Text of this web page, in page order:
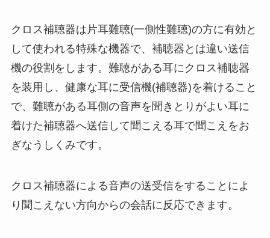
クロス補聴器は片耳難聴(一側性難聴)の方に有効と
して使われる特殊な機器で、補聴器とは違い送信
機の役割をします。難聴がある耳にクロス補聴器
を装用し、健康な耳に受信機(補聴器)を着けること
で、難聴がある耳側の音声を聞きとりがよい耳に
着けた補聴器へ送信して聞こえる耳で聞こえをお
ぎなうしくみです。
クロス補聴器による音声の送受信をすることによ
り聞こえない方向からの会話に反応できます。